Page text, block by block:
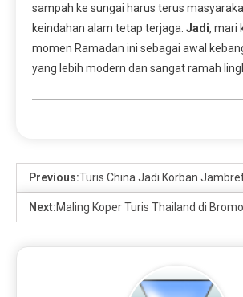
sampah ke sungai harus terus
keindahan alam tetap terjaga. Jadi, mari
momen Ramadan ini sebagai awal
yang lebih modern dan sangat ramah
Previous:Turis China Jadi Korban
Next:Maling Koper Turis Thailand di